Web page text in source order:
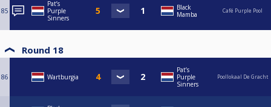
85
Pat’s
Purple
Sinners
Black
Mamba
Café Purple Pool
Round 18
86 Wartburgia
Pat’s
Purple
Sinners
Poollokaal De Gracht